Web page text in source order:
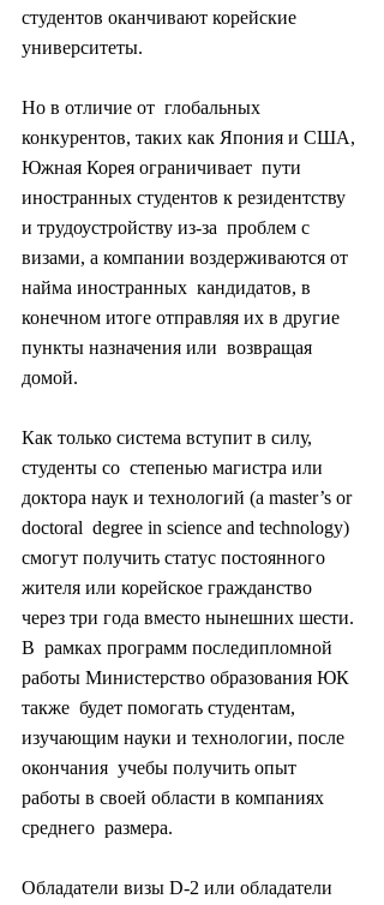
студентов оканчивают корейские
университеты.
Но в отличие от  глобальных
конкурентов, таких как Япония и США,
Южная Корея ограничивает  пути
иностранных студентов к резидентству
и трудоустройству из-за  проблем с
визами, а компании воздерживаются от
найма иностранных  кандидатов, в
конечном итоге отправляя их в другие
пункты назначения или  возвращая
домой.
Как только система вступит в силу,
студенты со  степенью магистра или
доктора наук и технологий (a master’s or
doctoral  degree in science and technology)
смогут получить статус постоянного
жителя или корейское гражданство
через три года вместо нынешних шести.
В  рамках программ последипломной
работы Министерство образования ЮК
также  будет помогать студентам,
изучающим науки и технологии, после
окончания  учебы получить опыт
работы в своей области в компаниях
среднего  размера.
Обладатели визы D-2 или обладатели